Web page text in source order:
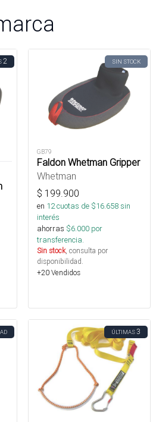
2 SIN STOCK
GB79
Faldon Whetman Gripper
Whetman
$ 199.900
en 12cuotas de $16.658sin
interés
ahorras $6.000 por
transferencia.
Sin stock, consulta por
disponibilidad.
+20 Vendidos
ÚLTIMAS3